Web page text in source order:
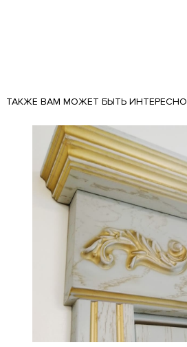
ТАКЖЕ ВАМ МОЖЕТ БЫТЬ ИНТЕРЕСНО